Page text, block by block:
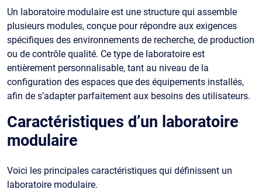
Un laboratoire modulaire est une structure qui assemble
plusieurs modules, conçue pour répondre aux exigences
spécifiques des environnements de recherche, de production
ou de contrôle qualité. Ce type de laboratoire est
entièrement personnalisable, tant au niveau de la
configuration des espaces que des équipements installés,
afin de s’adapter parfaitement aux besoins des utilisateurs.
Caractéristiques d’un laboratoire
modulaire
Voici les principales caractéristiques qui définissent un
laboratoire modulaire.